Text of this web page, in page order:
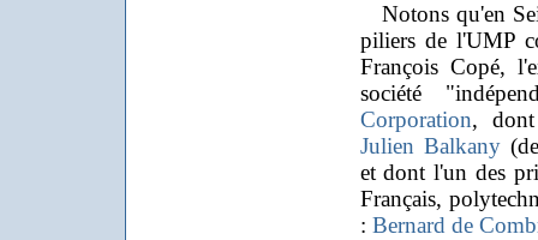
Notons qu'en
piliers de l'UMP
François Copé,
société
Corporation, dont
Julien Balkany
et dont l'un des
Français,
: Bernard de